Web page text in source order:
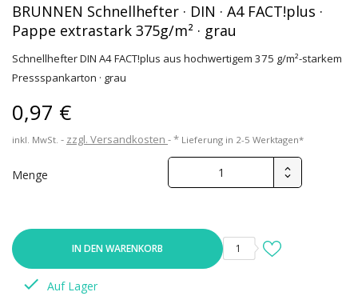
BRUNNEN Schnellhefter · DIN · A4 FACT!plus ·
Pappe extrastark 375g/m² · grau
Schnellhefter DIN A4 FACT!plus aus hochwertigem 375 g/m²-starkem
Pressspankarton · grau
0,97 €
inkl. MwSt. zzgl. Versandkosten * Lieferung in 2-5 Werktagen*
Menge
IN DEN WARENKORB 1
 Auf Lager